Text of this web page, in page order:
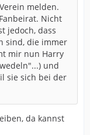
melden.
Nicht
jedoch, dass
sind, die immer
mir nun Harry
und
sie sich bei der
da kannst